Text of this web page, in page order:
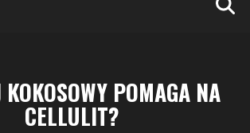
KOKOSOWY POMAGA NA
CELLULIT?